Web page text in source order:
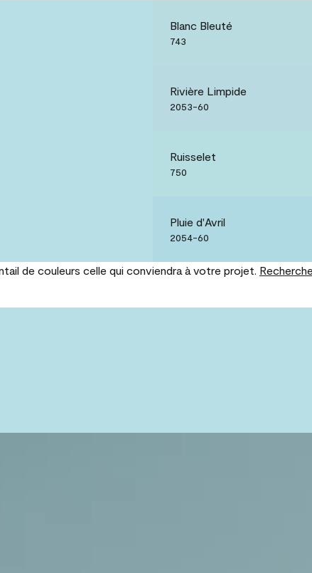
Blanc Bleuté
743
Rivière Limpide
2053-60
Ruisselet
750
Pluie d'Avril
2054-60
de couleurs celle qui conviendra à votre projet.